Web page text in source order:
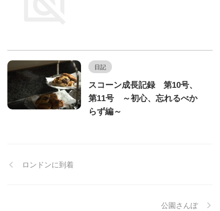
日記
スコーン成長記録 第10号、
第11号 ～初心、忘れるべか
らず編～
ロンドンに到着
公園さんぽ